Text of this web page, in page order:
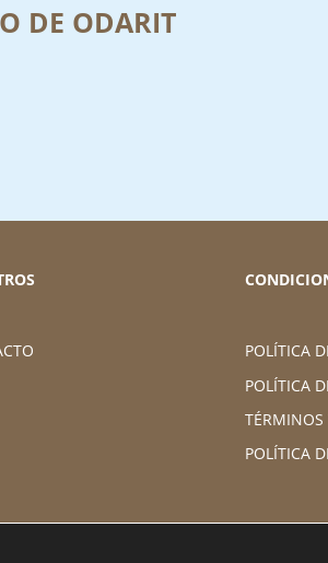
DE ODARIT
POLÍTICA
POLÍTICA
TÉRMINOS
POLÍTICA